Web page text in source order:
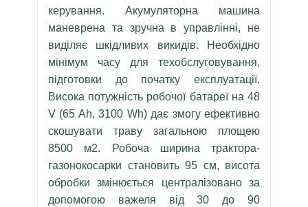
керування. Акумуляторна машина
маневрена та зручна в управлінні, не
виділяє шкідливих викидів. Необхідно
мінімум часу для техобслуговування,
підготовки до початку експлуатації.
Висока потужність робочої батареї на 48
V (65 Ah, 3100 Wh) дає змогу ефективно
скошувати траву загальною площею
8500 м2. Робоча ширина трактора-
газонокосарки становить 95 см, висота
обробки змінюється централізовано за
допомогою важеля від 30 до 90